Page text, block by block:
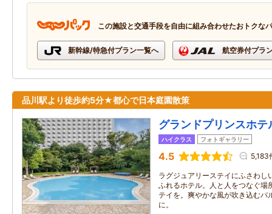
この施設と交通手段を自由に組み合わせたおトクな
新幹線/特急付プラン一覧へ 航空券付プラ
品川駅より徒歩約5分★都心で日本庭園散策
グランドプリンスホテ
ハイクラス フォトギャラリー
4.5 5,183
ラグジュアリーステイにふさわし
ふれるホテル。人と人をつなぐ場
テイを。爽やかな風が吹き込むバ
に。